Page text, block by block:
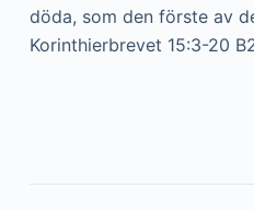
döda, som den förste av
Korinthierbrevet 15:3-20